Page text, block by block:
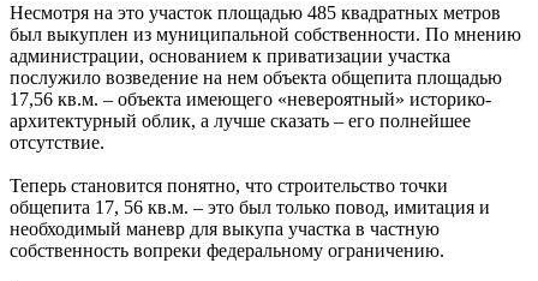
Несмотря на это участок площадью 485 квадратных метров
был выкуплен из муниципальной собственности. По мнению
администрации, основанием к приватизации участка
послужило возведение на нем объекта общепита площадью
17,56 кв.м. – объекта имеющего «невероятный» историко-
архитектурный облик, а лучше сказать – его полнейшее
отсутствие.
Теперь становится понятно, что строительство точки
общепита 17, 56 кв.м. – это был только повод, имитация и
необходимый маневр для выкупа участка в частную
собственность вопреки федеральному ограничению.